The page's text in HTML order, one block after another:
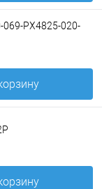
069-PX4825-020-